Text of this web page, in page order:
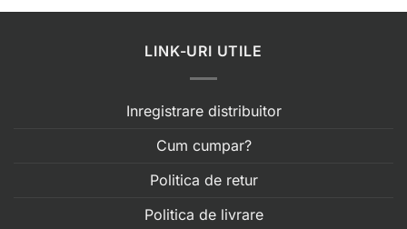
LINK-URI UTILE
Inregistrare distribuitor
Cum cumpar?
Politica de retur
Politica de livrare